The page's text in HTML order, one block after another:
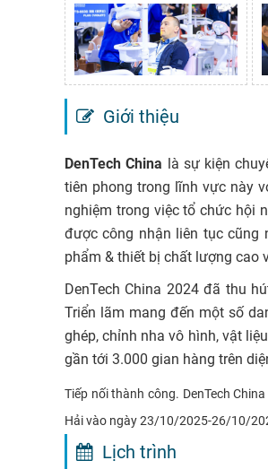
Giới thiệu
DenTech China là sự kiện
tiên phong trong lĩnh vực này
nghiệm trong việc tổ chức hội
được công nhận liên tục cũng
phẩm & thiết bị chất lượng cao
DenTech China 2024 đã thu
Triển lãm mang đến một số
ghép, chỉnh nha vô hình, vật
gần tới 3.000 gian hàng trên
Tiếp nối thành công. DenTech
Hải vào ngày 23/10/2025-26/10/
Lịch trình